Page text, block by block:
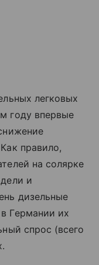
легковых
году впервые
правило,
на солярке
и
дизельные
Германии их
спрос (всего